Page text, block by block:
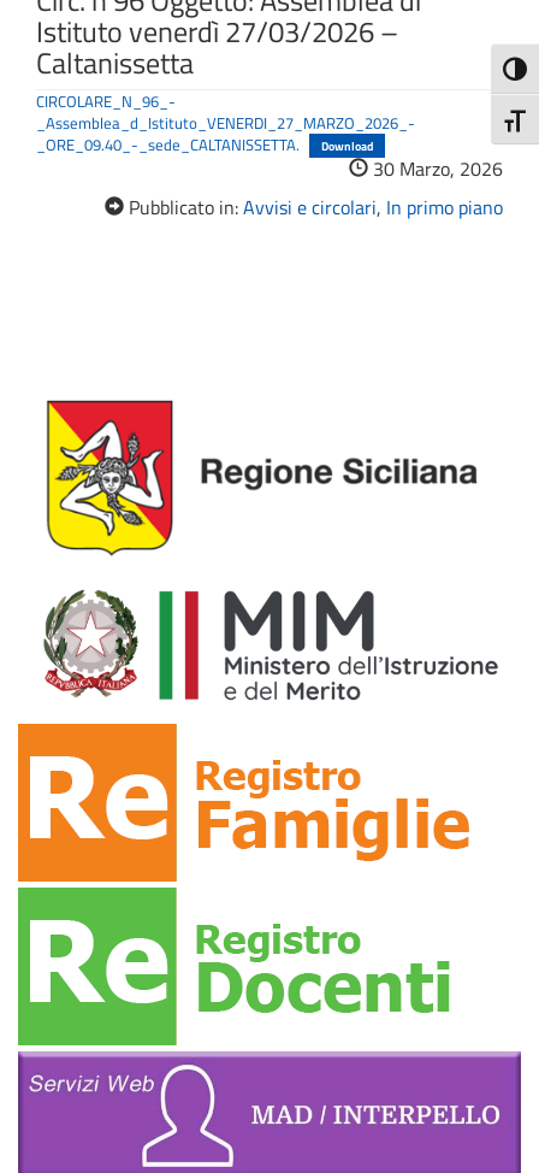
Istituto venerdì 27/03/2026 –
Caltanissetta
CIRCOLARE_N_96_-
_Assemblea_d_Istituto_VENERDI_27_MARZO_2026_-
_ORE_09.40_-_sede_CALTANISSETTA.
Download
30 Marzo, 2026
Pubblicato in:Avvisi e circolari, In primo piano